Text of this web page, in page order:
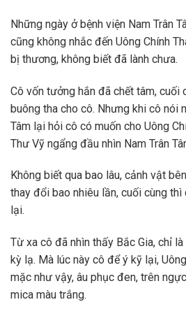
Những ngày ở bệnh viện Nam Trân
cũng không nhắc đến Uông Chính
bị thương, không biết đã lành chưa.
Cô vốn tưởng hắn đã chết tâm, cuối
buông tha cho cô. Nhưng khi cô nói
Tâm lại hỏi cô có muốn cho Uông
Thư Vỹ ngẩng đầu nhìn Nam Trân
Không biết qua bao lâu, cảnh vật
thay đổi bao nhiêu lần, cuối cùng
lại.
Từ xa cô đã nhìn thấy Bắc Gia, chỉ
kỳ lạ. Mà lúc này cô để ý kỹ lại,
mặc như vậy, âu phục đen, trên
mica màu trắng.